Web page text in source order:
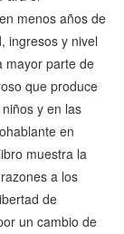
menos años de
ingresos y nivel
mayor parte de
que produce
y en las
en
muestra la
a los
de
un cambio de